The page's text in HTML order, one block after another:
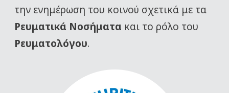
την ενημέρωση του κοινού σχετικά με τα
Ρευματικά Νοσήματα και το ρόλο του
Ρευματολόγου.